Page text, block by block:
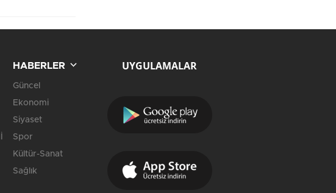
HABERLER
Güncel
Ekonomi
Siyaset
Spor
Kültür-Sanat
Sağlık
UYGULAMALAR